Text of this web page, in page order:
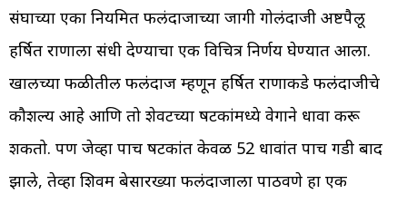
संघाच्या एका नियमित फलंदाजाच्या जागी गोलंदाजी अष्टपैलू
हर्षित राणाला संधी देण्याचा एक विचित्र निर्णय घेण्यात आला.
खालच्या फळीतील फलंदाज म्हणून हर्षित राणाकडे फलंदाजीचे
कौशल्य आहे आणि तो शेवटच्या षटकांमध्ये वेगाने धावा करू
शकतो. पण जेव्हा पाच षटकांत केवळ 52 धावांत पाच गडी बाद
झाले, तेव्हा शिवम दुबेसारख्या फलंदाजाला पाठवणे हा एक